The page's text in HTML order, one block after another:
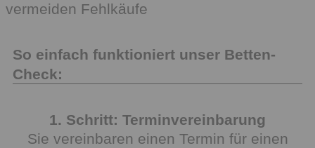
vermeiden Fehlkäufe
So einfach funktioniert unser Betten-
Check:
1. Schritt: Terminvereinbarung
Sie vereinbaren einen Termin für einen